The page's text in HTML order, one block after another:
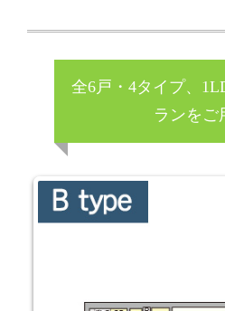
全6戸・4タイプ、
ランをご